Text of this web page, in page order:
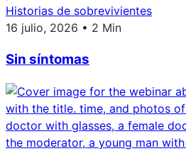
Historias de sobrevivientes
16 julio, 2026 • 2 Min
Sin síntomas